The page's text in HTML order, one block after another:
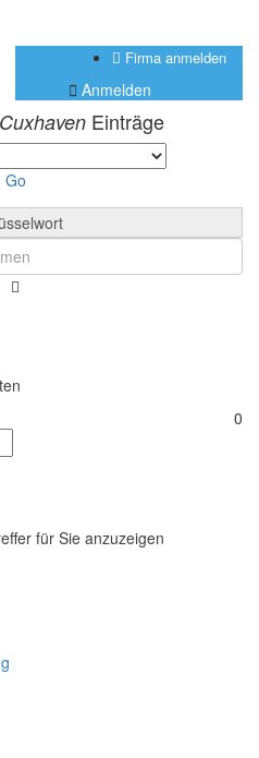
Firma anmelden
Anmelden
CuxhavenEinträge
Go
0
für Sie anzuzeigen